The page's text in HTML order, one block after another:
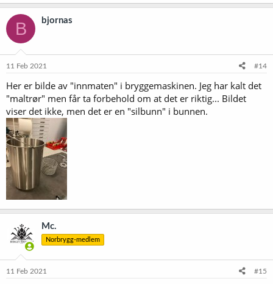
a
k
s
j
o
e
B bjornas
11 Feb 2021 #14
Her er bilde av "innmaten" i bryggemaskinen. Jeg har kalt det
"maltrør" men får ta forbehold om at det er riktig... Bildet
viser det ikke, men det er en "silbunn" i bunnen.
Mc.
Norbrygg-medlem
11 Feb 2021 #15